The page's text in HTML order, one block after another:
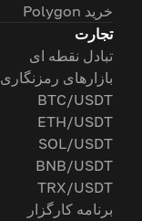
خرید Polygon
تجارت
تبادل نقطه ای
بازارهای رمزنگاری
BTC/USDT
ETH/USDT
SOL/USDT
BNB/USDT
TRX/USDT
برنامه کارگزار